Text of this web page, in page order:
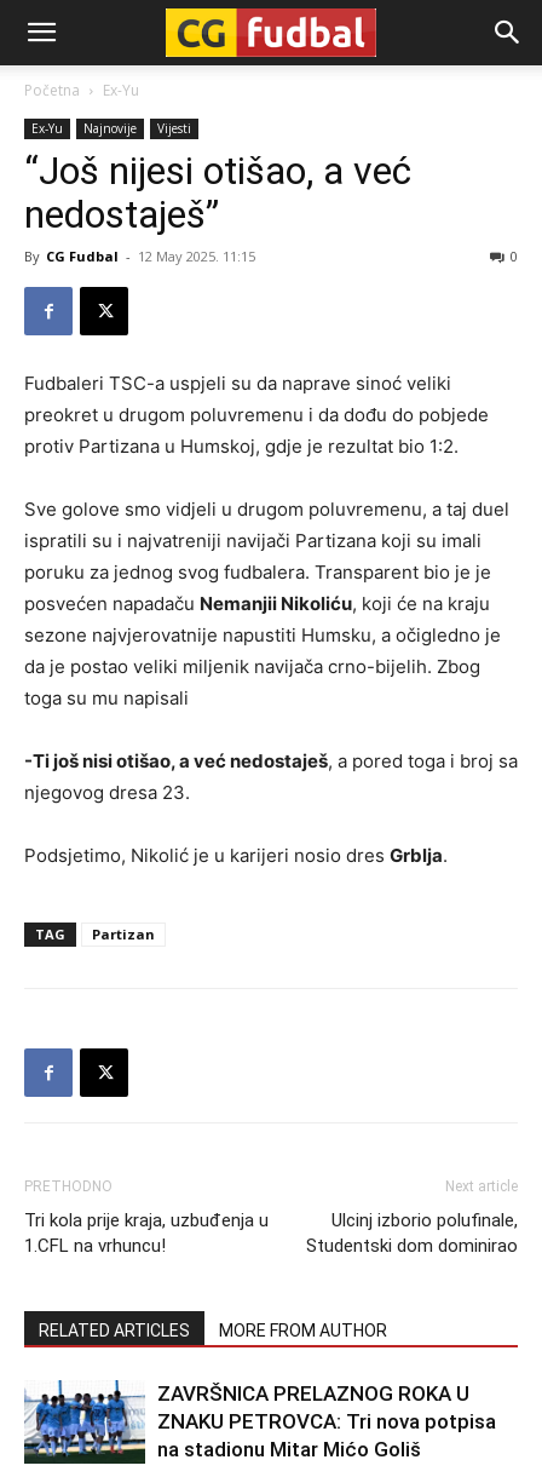
CG-
Fudbal
Početna Ex-Yu
Ex-Yu Najnovije Vijesti
“Još nijesi otišao, a već
nedostaješ”
By CG Fudbal - 12 May 2025. 11:15 0
Fudbaleri TSC-a uspjeli su da naprave sinoć veliki
preokret u drugom poluvremenu i da dođu do pobjede
protiv Partizana u Humskoj, gdje je rezultat bio 1:2.
Sve golove smo vidjeli u drugom poluvremenu, a taj duel
ispratili su i najvatreniji navijači Partizana koji su imali
poruku za jednog svog fudbalera. Transparent bio je je
posvećen napadaču Nemanjii Nikoliću, koji će na kraju
sezone najvjerovatnije napustiti Humsku, a očigledno je
da je postao veliki miljenik navijača crno-bijelih. Zbog
toga su mu napisali
-Ti još nisi otišao, a već nedostaješ, a pored toga i broj sa
njegovog dresa 23.
Podsjetimo, Nikolić je u karijeri nosio dres Grblja.
TAG Partizan
PRETHODNO
Tri kola prije kraja, uzbuđenja u
1.CFL na vrhuncu!
Next article
Ulcinj izborio polufinale,
Studentski dom dominirao
RELATED ARTICLES MORE FROM AUTHOR
ZAVRŠNICA PRELAZNOG ROKA U
ZNAKU PETROVCA: Tri nova potpisa
na stadionu Mitar Mićo Goliš